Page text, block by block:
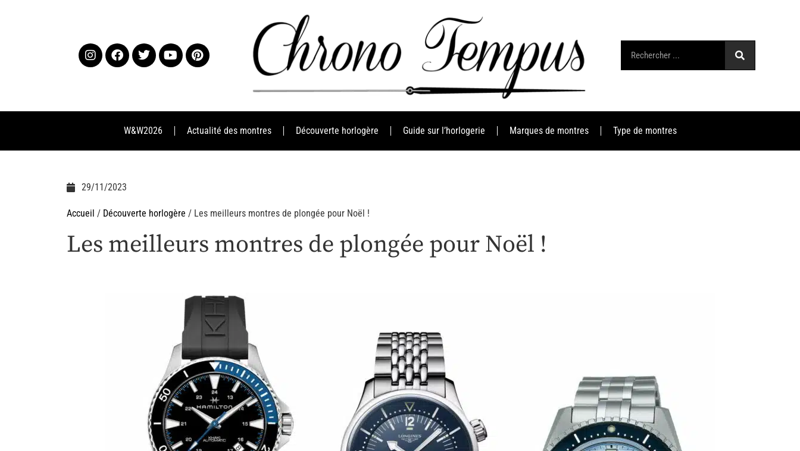
W&W2026 Actualité des montres Découverte horlogère Guide sur l’horlogerie Marques de montres Type de montres
29/11/2023
Accueil / Découverte horlogère / Les meilleurs montres de plongée pour Noël !
Les meilleurs montres de plongée pour Noël !